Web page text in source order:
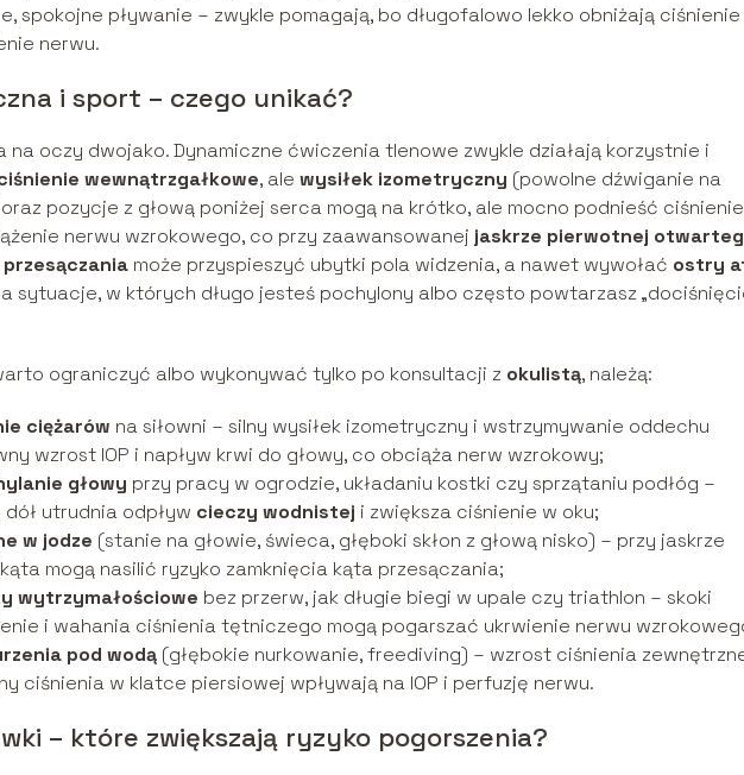
spokojne pływanie – zwykle pomagają, bo długofalowo lekko obniżają ciśnienie
nerwu.
i sport – czego unikać?
na oczy dwojako. Dynamiczne ćwiczenia tlenowe zwykle działają korzystnie i
wewnątrzgałkowe, ale wysiłek izometryczny (powolne dźwiganie na
pozycje z głową poniżej serca mogą na krótko, ale mocno podnieść
nerwu wzrokowego, co przy zaawansowanej jaskrze pierwotnej
może przyspieszyć ubytki pola widzenia, a nawet wywołać ostry
sytuacje, w których długo jesteś pochylony albo często powtarzasz
ograniczyć albo wykonywać tylko po konsultacji z okulistą, należą:
ciężarów na siłowni – silny wysiłek izometryczny i wstrzymywanie oddechu
wzrost IOP i napływ krwi do głowy, co obciąża nerw wzrokowy;
głowy przy pracy w ogrodzie, układaniu kostki czy sprzątaniu podłóg –
utrudnia odpływ cieczy wodnistej i zwiększa ciśnienie w oku;
w jodze (stanie na głowie, świeca, głęboki skłon z głową nisko) – przy jaskrze
mogą nasilić ryzyko zamknięcia kąta przesączania;
wytrzymałościowe bez przerw, jak długie biegi w upale czy triathlon – skoki
i wahania ciśnienia tętniczego mogą pogarszać ukrwienie nerwu
pod wodą (głębokie nurkowanie, freediving) – wzrost ciśnienia
ciśnienia w klatce piersiowej wpływają na IOP i perfuzję nerwu.
– które zwiększają ryzyko pogorszenia?